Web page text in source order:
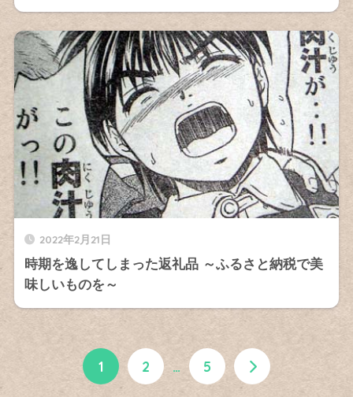
2022年2月21日
時期を逸してしまった返礼品 ～ふるさと納税で美
味しいものを～
1 2 … 5